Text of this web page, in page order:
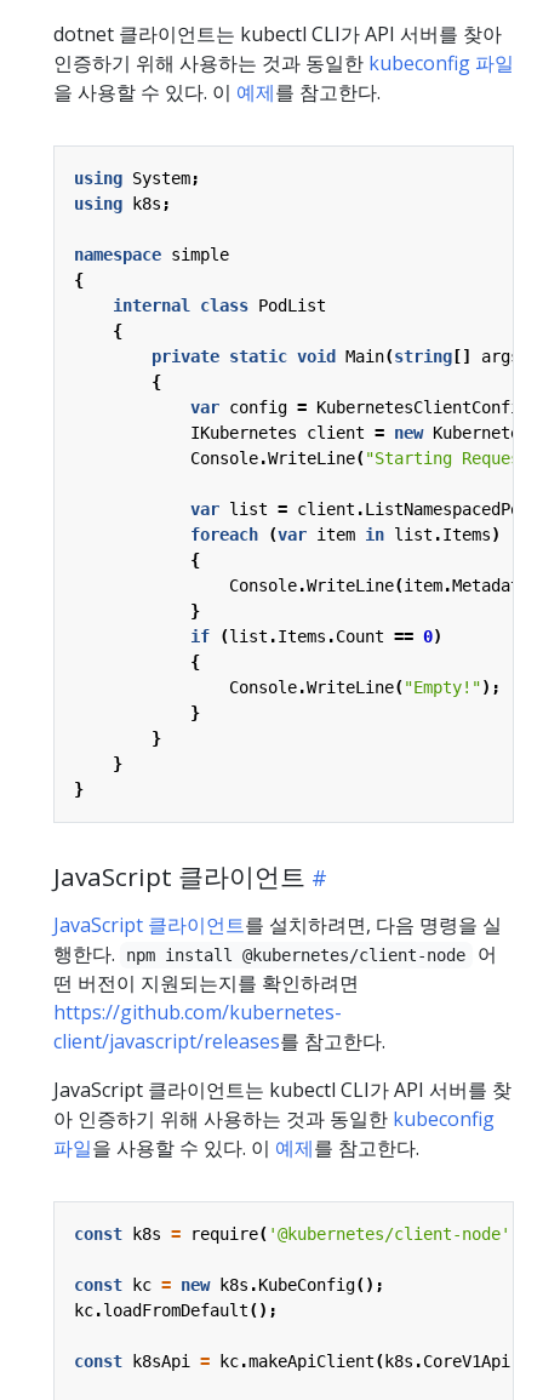
dotnet 클라이언트는 kubectl CLI가 API 서버를 찾아
인증하기 위해 사용하는 것과 동일한 kubeconfig 파일
을 사용할 수 있다. 이 예제를 참고한다.
using System;
using
k8s ;
namespace simple
{
internal
class PodList
{
private static void Main(string [] args
{
var config =
IKubernetes
client = new Kubernetes
Console.WriteLine("Starting
var list = client .ListNamespacedPod
foreach
(var item in list .Items)
{
Console.WriteLine(item.Metadata
}
if
(list .Items .Count == 0)
{
Console.WriteLine("Empty!");
}
}
}
}
JavaScript 클라이언트
JavaScript 클라이언트를 설치하려면, 다음 명령을 실
행한다.
npm install @kubernetes/client-node
어
떤 버전이 지원되는지를 확인하려면
https://github.com/kubernetes-
client/javascript/releases를 참고한다.
JavaScript 클라이언트는 kubectl CLI가 API 서버를 찾
아 인증하기 위해 사용하는 것과 동일한 kubeconfig
파일을 사용할 수 있다. 이 예제를 참고한다.
const k8s = require( '@kubernetes/client-node'
const kc = new k8s .KubeConfig();
kc.loadFromDefault();
const k8sApi = kc.makeApiClient( k8s .CoreV1Api